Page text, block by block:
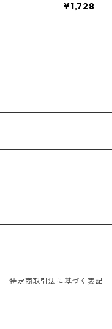
¥1,728
特定商取引法に基づく表記